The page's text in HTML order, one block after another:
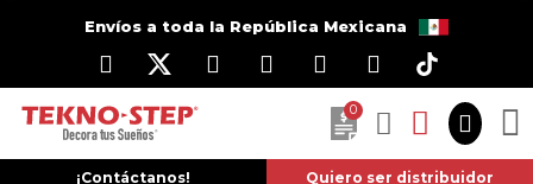
Envíos a toda la República Mexicana
0
¡Contáctanos! Quiero ser distribuidor